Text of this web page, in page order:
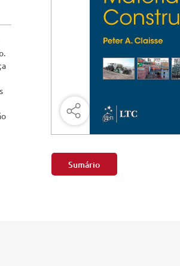
Pavimentação
Saneamento
Sumário